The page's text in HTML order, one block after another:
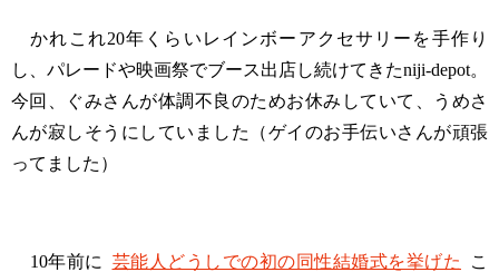
かれこれ20年くらいレインボーアクセサリーを手作り
し、パレードや映画祭でブース出店し続けてきたniji-depot。
今回、ぐみさんが体調不良のためお休みしていて、うめさ
んが寂しそうにしていました（ゲイのお手伝いさんが頑張
ってました）
10年前に 芸能人どうしでの初の同性結婚式を挙げた
こ